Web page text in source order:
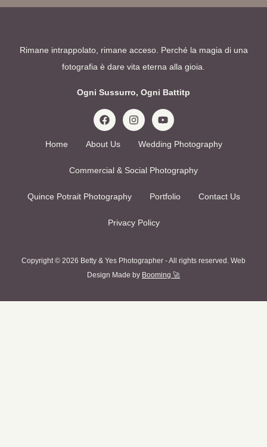
Rimane intrappolato, rimane acceso. Perché la magia di una
fotografia è dare vita eterna alla gioia.
Ogni Sussurro, Ogni Battitp
Home About Us Wedding Photography
Commercial & Social Photography
Quince Potrait Photography Portfolio Contact Us
Privacy Policy
Copyright © 2026 Betty & Yes Photographer - All rights reserved. Web
Design Made by Booming 🚀